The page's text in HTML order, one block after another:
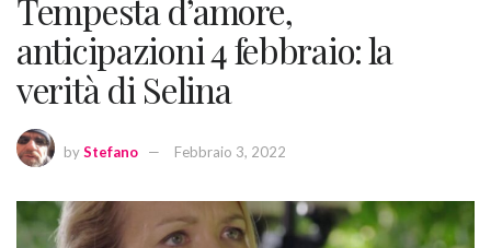
Tempesta d’amore,
anticipazioni 4 febbraio: la
verità di Selina
byStefano Febbraio 3, 2022